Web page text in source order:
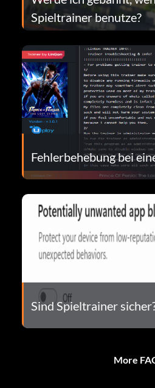
Spieltrainer benutze?
Fehlerbehebung bei
Sind Spieltrainer
More